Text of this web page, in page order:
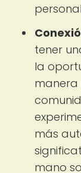
tener
la
más
mano